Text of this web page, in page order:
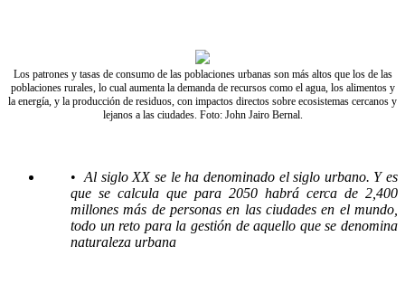
Los patrones y tasas de consumo de las poblaciones urbanas son más altos que los de las
poblaciones rurales, lo cual aumenta la demanda de recursos como el agua, los alimentos y
la energía, y la producción de residuos, con impactos directos sobre ecosistemas cercanos y
lejanos a las ciudades. Foto: John Jairo Bernal.
•Al siglo XX se le ha denominado el siglo urbano. Y es
que se calcula que para 2050 habrá cerca de 2,400
millones más de personas en las ciudades en el mundo,
todo un reto para la gestión de aquello que se denomina
naturaleza urbana